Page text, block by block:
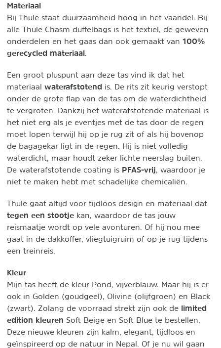
Materiaal
Bij Thule staat duurzaamheid hoog in het vaandel. Bij
alle Thule Chasm duffelbags is het textiel, de geweven
onderdelen en het gaas dan ook gemaakt van 100%
gerecycled materiaal
Een groot pluspunt aan deze tas vind ik dat het
materiaal waterafstotend is. De rits zit keurig verstopt
onder de grote flap van de tas om de waterdichtheid
te vergroten. Dankzij het waterafstotende materiaal is
het niet erg als je eventjes met de tas door de regen
moet lopen terwijl hij op je rug zit of als hij bovenop
de bagagekar ligt in de regen. Hij is niet volledig
waterdicht, maar houdt zeker lichte neerslag buiten.
De waterafstotende coating is PFAS-vrij , waardoor je
niet te maken hebt met schadelijke chemicaliën.
Thule gaat altijd voor tijdloos design en materiaal dat
tegen een stootje kan, waardoor de tas jouw
reismaatje wordt op vele avonturen. Of hij nou mee
gaat in de dakkoffer, vliegtuigruim of op je rug tijdens
een treinreis.
Kleur
Mijn tas heeft de kleur Pond, vijverblauw. Maar hij is er
ook in Golden (goudgeel), Olivine (olijfgroen) en Black
(zwart). Zolang de voorraad strekt zijn ook de limited
edition kleuren Soft Beige en Soft Blue te bestellen.
Deze nieuwe kleuren zijn kalm, elegant, tijdloos en
geïnspireerd op de natuur in Nepal. Of je nu wil gaan